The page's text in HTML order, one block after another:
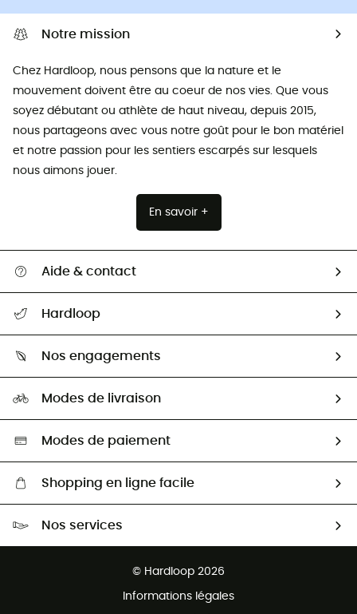
Notre mission
Chez Hardloop, nous pensons que la nature et le
mouvement doivent être au coeur de nos vies. Que vous
soyez débutant ou athlète de haut niveau, depuis 2015,
nous partageons avec vous notre goût pour le bon matériel
et notre passion pour les sentiers escarpés sur lesquels
nous aimons jouer.
En savoir +
Aide & contact
Guide des tailles
Seconde Main
Aide & Contact
Hardloop
HardGuides
Nos engagements
Sélection éco-responsable
Modes de livraison
Modes de paiement
Shopping en ligne facile
Nos services
© Hardloop 2026
Informations légales